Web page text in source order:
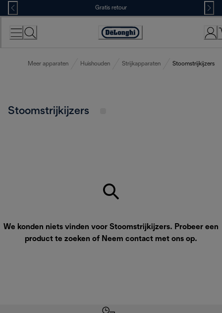
Skip
to
Content
Gratis retour
Accessibility
Meer apparaten Huishouden Strijkapparaten Stoomstrijkijzers
Stoomstrijkijzers
We konden niets vinden voor Stoomstrijkijzers. Probeer een
product te zoeken of Neem contact met ons op.